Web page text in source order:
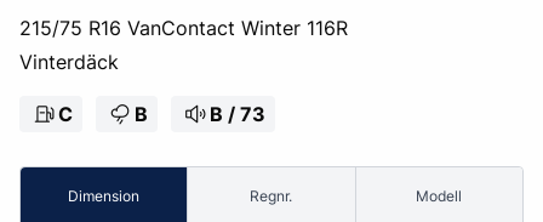
215/75 R16 VanContact Winter 116R
Vinterdäck
C B B / 73
Dimension Regnr. Modell